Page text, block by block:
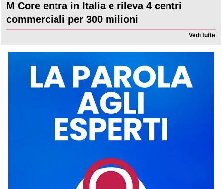
M Core entra in Italia e rileva 4 centri
commerciali per 300 milioni
Vedi tutte